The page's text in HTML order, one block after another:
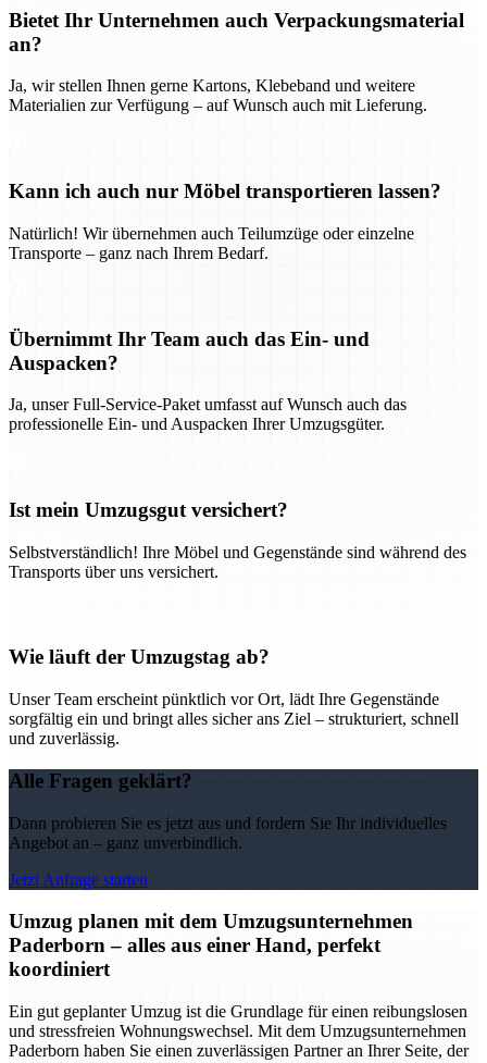
Bietet Ihr Unternehmen auch Verpackungsmaterial
an?
Ja, wir stellen Ihnen gerne Kartons, Klebeband und weitere
Materialien zur Verfügung – auf Wunsch auch mit Lieferung.
Kann ich auch nur Möbel transportieren lassen?
Natürlich! Wir übernehmen auch Teilumzüge oder einzelne
Transporte – ganz nach Ihrem Bedarf.
Übernimmt Ihr Team auch das Ein- und
Auspacken?
Ja, unser Full-Service-Paket umfasst auf Wunsch auch das
professionelle Ein- und Auspacken Ihrer Umzugsgüter.
Ist mein Umzugsgut versichert?
Selbstverständlich! Ihre Möbel und Gegenstände sind während des
Transports über uns versichert.
Wie läuft der Umzugstag ab?
Unser Team erscheint pünktlich vor Ort, lädt Ihre Gegenstände
sorgfältig ein und bringt alles sicher ans Ziel – strukturiert, schnell
und zuverlässig.
Alle Fragen geklärt?
Dann probieren Sie es jetzt aus und fordern Sie Ihr individuelles
Angebot an – ganz unverbindlich.
Jetzt Anfrage starten
Umzug planen mit dem Umzugsunternehmen
Paderborn – alles aus einer Hand, perfekt
koordiniert
Ein gut geplanter Umzug ist die Grundlage für einen reibungslosen
und stressfreien Wohnungswechsel. Mit dem Umzugsunternehmen
Paderborn haben Sie einen zuverlässigen Partner an Ihrer Seite, der